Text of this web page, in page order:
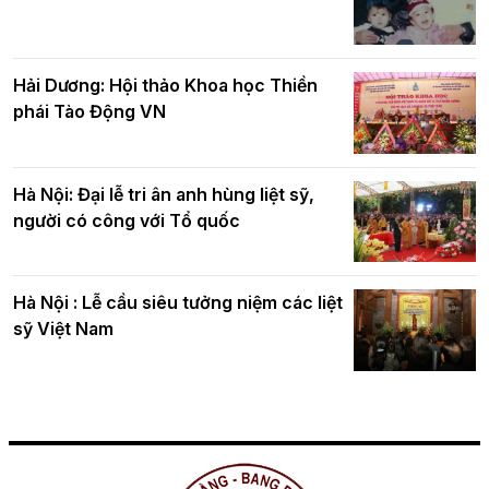
Hải Dương: Hội thảo Khoa học Thiền
phái Tào Động VN
Hà Nội: Đại lễ tri ân anh hùng liệt sỹ,
người có công với Tổ quốc
Hà Nội : Lễ cầu siêu tưởng niệm các liệt
sỹ Việt Nam